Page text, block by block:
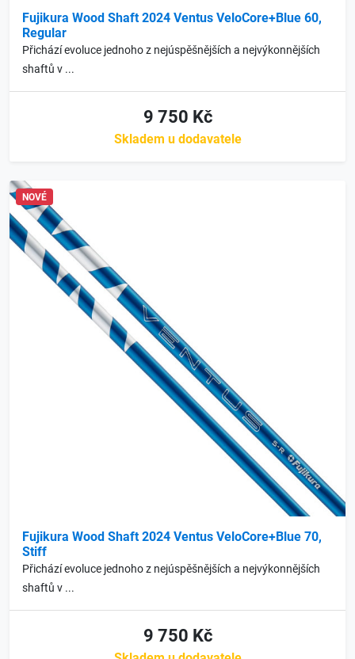
Fujikura Wood Shaft 2024 Ventus VeloCore+Blue 60,
Regular
Přichází evoluce jednoho z nejúspěšnějších a nejvýkonnějších
shaftů v ...
9 750 Kč
Skladem u dodavatele
NOVÉ
Fujikura Wood Shaft 2024 Ventus VeloCore+Blue 70,
Stiff
Přichází evoluce jednoho z nejúspěšnějších a nejvýkonnějších
shaftů v ...
9 750 Kč